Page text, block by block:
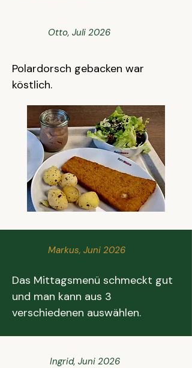
Otto, Juli 2026
Polardorsch gebacken war
köstlich.
Markus, Juni 2026
Das Mittagsmenü schmeckt gut
und man kann aus 3
verschiedenen auswählen.
Ingrid, Juni 2026